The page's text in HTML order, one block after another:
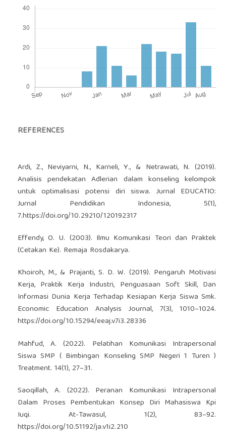
REFERENCES
Ardi, Z., Neviyarni, N., Karneli, Y., & Netrawati, N. (2019).
Analisis pendekatan Adlerian dalam konseling kelompok
untuk optimalisasi potensi diri siswa. Jurnal EDUCATIO:
Jurnal Pendidikan Indonesia, 5(1),
7.https://doi.org/10.29210/120192317
Effendy, O. U. (2003). Ilmu Komunikasi Teori dan Praktek
(Cetakan Ke). Remaja Rosdakarya.
Khoiroh, M., & Prajanti, S. D. W. (2019). Pengaruh Motivasi
Kerja, Praktik Kerja Industri, Penguasaan Soft Skill, Dan
Informasi Dunia Kerja Terhadap Kesiapan Kerja Siswa Smk.
Economic Education Analysis Journal, 7(3), 1010–1024.
https://doi.org/10.15294/eeaj.v7i3.28336
Mahfud, A. (2022). Pelatihan Komunikasi Intrapersonal
Siswa SMP ( Bimbingan Konseling SMP Negeri 1 Turen )
Treatment. 14(1), 27–31.
Saoqillah, A. (2022). Peranan Komunikasi Intrapersonal
Dalam Proses Pembentukan Konsep Diri Mahasiswa Kpi
Iuqi. At-Tawasul, 1(2), 83–92.
https://doi.org/10.51192/ja.v1i2.210